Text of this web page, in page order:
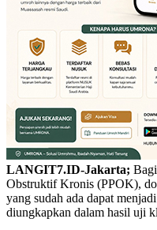
LANGIT7.ID-Jakarta;
Obstruktif Kronis (PPOK),
yang sudah ada dapat
diungkapkan dalam hasil uji